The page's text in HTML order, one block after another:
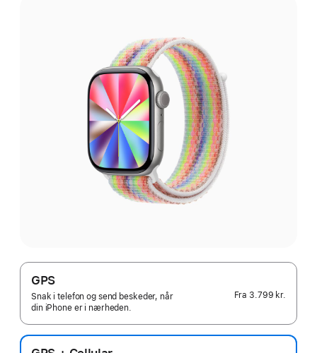
GPS
Snak i telefon og send beskeder, når
din iPhone er i nærheden.
Fra 3.799 kr.